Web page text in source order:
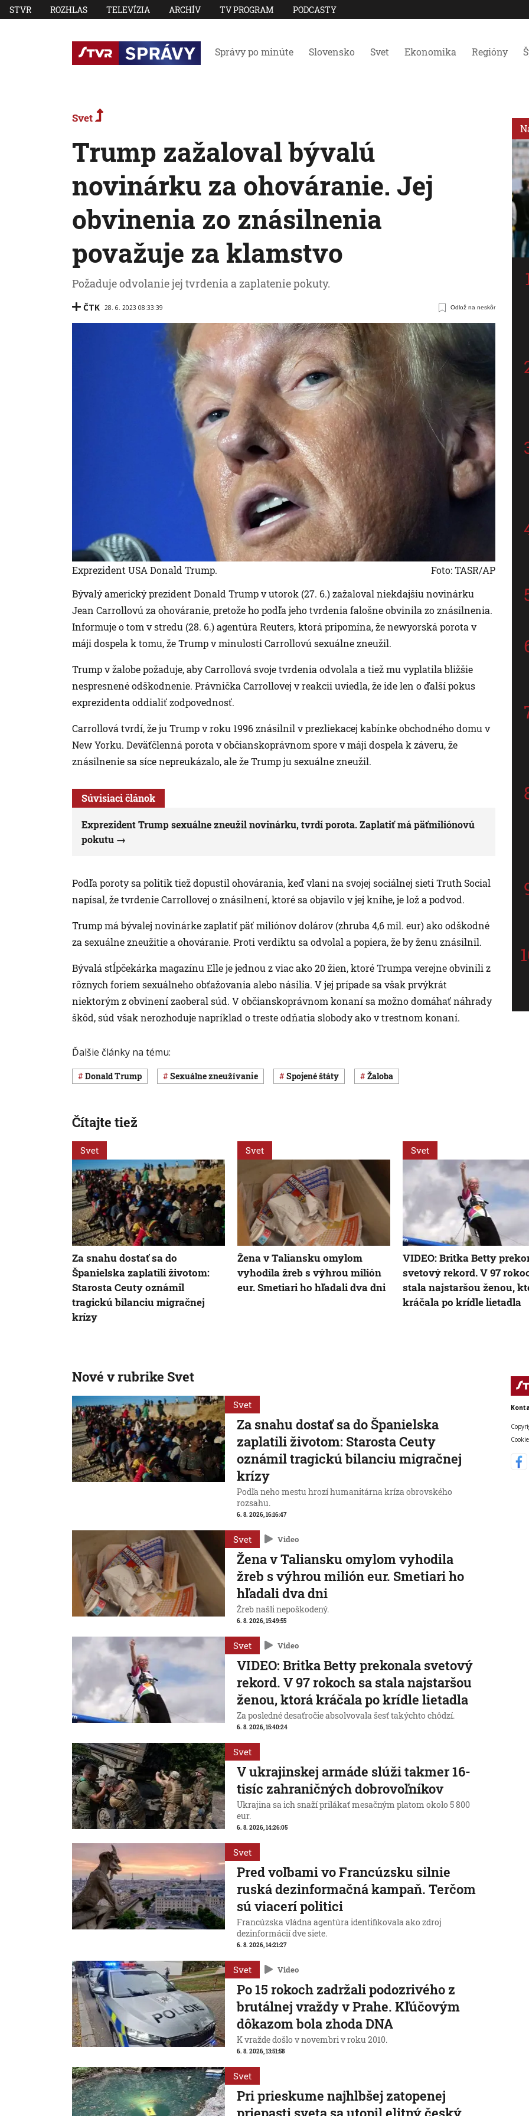
STVR ROZHLAS TELEVÍZIA ARCHÍV TV PROGRAM PODCASTY
Správy po minúte Slovensko Svet Ekonomika Regióny
Svet
Trump zažaloval bývalú
novinárku za ohováranie. Jej
obvinenia zo znásilnenia
považuje za klamstvo
Požaduje odvolanie jej tvrdenia a zaplatenie pokuty.
ČTK 28. 6. 2023 08:33:39 Odlož na neskôr
Exprezident USA Donald Trump.
Foto: TASR/AP
Bývalý americký prezident Donald Trump v utorok (27. 6.) zažaloval niekdajšiu novinárku
Jean Carrollovú za ohováranie, pretože ho podľa jeho tvrdenia falošne obvinila zo znásilnenia.
Informuje o tom v stredu (28. 6.) agentúra Reuters, ktorá pripomína, že newyorská porota v
máji dospela k tomu, že Trump v minulosti Carrollovú sexuálne zneužil.
Trump v žalobe požaduje, aby Carrollová svoje tvrdenia odvolala a tiež mu vyplatila bližšie
nespresnené odškodnenie. Právnička Carrollovej v reakcii uviedla, že ide len o ďalší pokus
exprezidenta oddialiť zodpovednosť.
Carrollová tvrdí, že ju Trump v roku 1996 znásilnil v prezliekacej kabínke obchodného domu v
New Yorku. Deväťčlenná porota v občianskoprávnom spore v máji dospela k záveru, že
znásilnenie sa síce nepreukázalo, ale že Trump ju sexuálne zneužil.
Súvisiaci článok
Exprezident Trump sexuálne zneužil novinárku, tvrdí porota. Zaplatiť má päťmiliónovú
pokutu
Podľa poroty sa politik tiež dopustil ohovárania, keď vlani na svojej sociálnej sieti Truth Social
napísal, že tvrdenie Carrollovej o znásilnení, ktoré sa objavilo v jej knihe, je lož a podvod.
Trump má bývalej novinárke zaplatiť päť miliónov dolárov (zhruba 4,6 mil. eur) ako odškodné
za sexuálne zneužitie a ohováranie. Proti verdiktu sa odvolal a popiera, že by ženu znásilnil.
Bývalá stĺpčekárka magazínu Elle je jednou z viac ako 20 žien, ktoré Trumpa verejne obvinili z
rôznych foriem sexuálneho obťažovania alebo násilia. V jej prípade sa však prvýkrát
niektorým z obvinení zaoberal súd. V občianskoprávnom konaní sa možno domáhať náhrady
škôd, súd však nerozhoduje napríklad o treste odňatia slobody ako v trestnom konaní.
Ďalšie články na tému:
Donald Trump sexuálne zneužívanie Spojené štáty žaloba
Čítajte tiež
Svet
Za snahu dostať sa do
Španielska zaplatili životom:
Starosta Ceuty oznámil
tragickú bilanciu migračnej
krízy
Svet
Žena v Taliansku omylom
vyhodila žreb s výhrou milión
eur. Smetiari ho hľadali dva dni
Svet
VIDEO: Britka Betty
svetový rekord. V 97
stala najstaršou ženou,
kráčala po krídle lietadla
Nové v rubrike Svet
Svet
Za snahu dostať sa do Španielska
zaplatili životom: Starosta Ceuty
oznámil tragickú bilanciu migračnej
krízy
Podľa neho mestu hrozí humanitárna kríza obrovského
rozsahu.
6. 8. 2026, 16:16:47
Svet Video
Žena v Taliansku omylom vyhodila
žreb s výhrou milión eur. Smetiari ho
hľadali dva dni
Žreb našli nepoškodený.
6. 8. 2026, 15:49:55
Svet Video
VIDEO: Britka Betty prekonala svetový
rekord. V 97 rokoch sa stala najstaršou
ženou, ktorá kráčala po krídle lietadla
Za posledné desaťročie absolvovala šesť takýchto chôdzí.
6. 8. 2026, 15:40:24
Svet
V ukrajinskej armáde slúži takmer 16-
tisíc zahraničných dobrovoľníkov
Ukrajina sa ich snaží prilákať mesačným platom okolo 5 800
eur.
6. 8. 2026, 14:26:05
Svet
Pred voľbami vo Francúzsku silnie
ruská dezinformačná kampaň. Terčom
sú viacerí politici
Francúzska vládna agentúra identifikovala ako zdroj
dezinformácií dve siete.
6. 8. 2026, 14:21:27
Svet Video
Po 15 rokoch zadržali podozrivého z
brutálnej vraždy v Prahe. Kľúčovým
dôkazom bola zhoda DNA
K vražde došlo v novembri v roku 2010.
6. 8. 2026, 13:51:58
Svet
Pri prieskume najhlbšej zatopenej